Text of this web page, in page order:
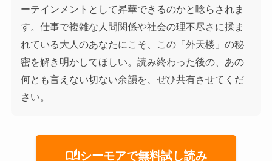
ーテインメントとして昇華できるのかと唸らされま
す。仕事で複雑な人間関係や社会の理不尽さに揉ま
れている大人のあなたにこそ、この「外天楼」の秘
密を解き明かしてほしい。読み終わった後の、あの
何とも言えない切ない余韻を、ぜひ共有させてくだ
さい。
auto_storiesシーモアで無料試し読み